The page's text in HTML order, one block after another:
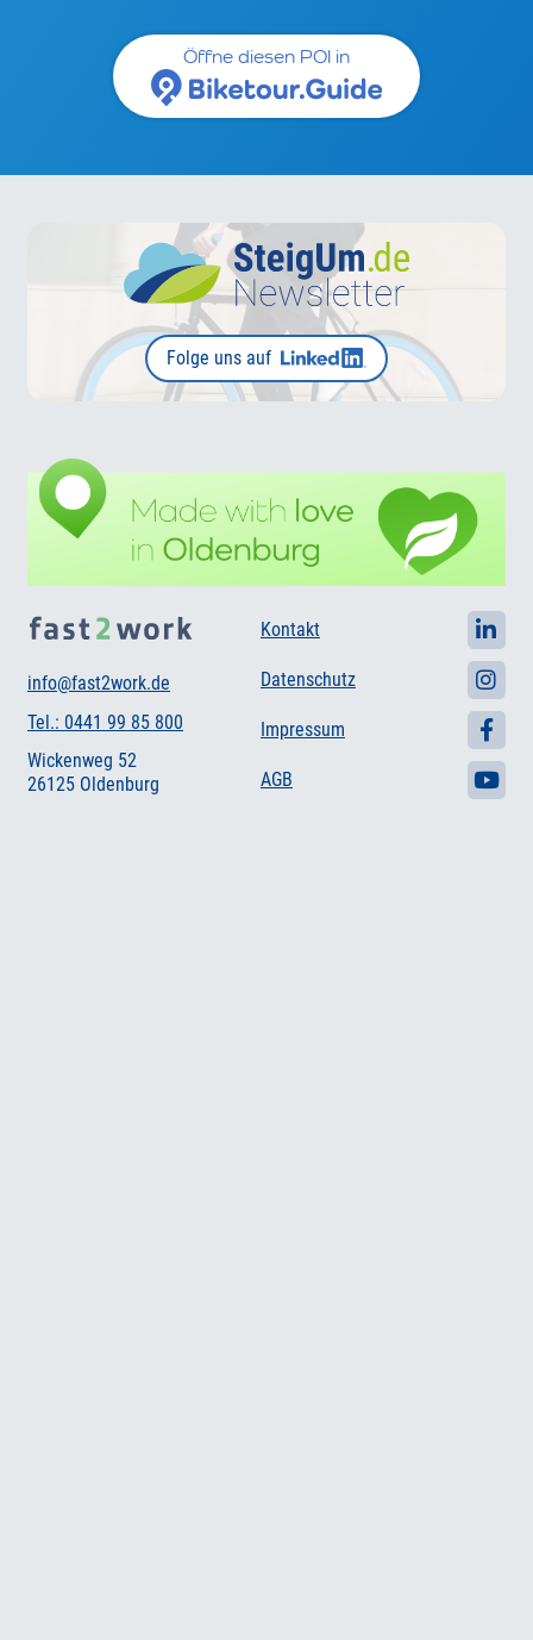
Öffne diesen POI in
Folge uns auf
info@fast2work.de
Tel.: 0441 99 85 800
Wickenweg 52
26125 Oldenburg
Kontakt
Datenschutz
Impressum
AGB